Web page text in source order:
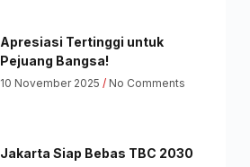
Apresiasi Tertinggi untuk
Pejuang Bangsa!
10 November 2025 No Comments
Jakarta Siap Bebas TBC 2030